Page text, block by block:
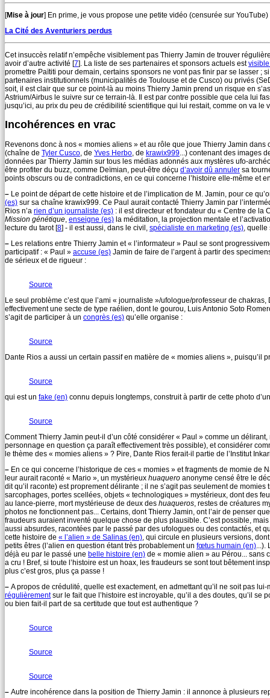
[Mise à jour] En prime, je vous propose une petite vidéo (censurée sur
La Cité des Aventuriers perdus
Cet insuccès relatif n’empêche visiblement pas Thierry Jamin de trouver
avoir d’autre activité [7] . La liste de ses partenaires et sponsors actuels est
promettre Païtiti pour demain, certains sponsors ne vont pas finir par se lasser ;
partenaires institutionnels (municipalités de Toulouse et de Cusco) ou privés
soit, il est clair que sur ce point-là au moins Thierry Jamin prend un risque en
Astrium/Airbus le suivre sur ce terrain-là. Il est par contre possible que cela lui
jusqu’ici, au prix du peu de crédibilité scientifique qui lui restait, comme on va le
Incohérences en vrac
Revenons donc à nos « momies aliens » et au rôle que joue Thierry Jamin
(chaîne de Tyler Cusco, de Yves Herbo, de krawix999...) contenant des images
données par Thierry Jamin sur tous les médias adonnés aux mystères ufo-
être profiter du buzz, comme Deïmian, peut-être déçu d’avoir dû annuler sa
points obscurs ou de contradictions, en ce qui concerne l’histoire elle-même et
– Le point de départ de cette histoire et de l’implication de M. Jamin, pour ce
(es) sur sa chaîne krawix999. Ce Paul aurait contacté Thierry Jamin par
Rios n’a rien d’un journaliste (es) : il est directeur et fondateur du « Centre de
Mission génétique, enseigne (es) la méditation, la projection mentale et
lecture du tarot[8] - il est aussi, dans le civil, spécialiste en marketing (es), quelle
– Les relations entre Thierry Jamin et « l’informateur » Paul se sont
participatif : « Paul » accuse (es) Jamin de faire de l’argent à partir des
de sérieux et de rigueur :
Source
Le seul problème c’est que l’ami « journaliste »/ufologue/professeur de
effectivement une secte de type raélien, dont le gourou, Luis Antonio Soto
s’agit de participer à un congrès (es) qu’elle organise :
Source
Dante Rios a aussi un certain passif en matière de « momies aliens », puisqu’il
Source
qui est un fake (en) connu depuis longtemps, construit à partir de cette photo
Source
Comment Thierry Jamin peut-il d’un côté considérer « Paul » comme un
personnage en question ça paraît effectivement très possible), et considérer
le thème des « momies aliens » ? Pire, Dante Rios ferait-il partie de l’Institut
– En ce qui concerne l’historique de ces « momies » et fragments de momie de
leur aurait raconté « Mario », un mystérieux huaquero anonyme censé être le
dit qu’il raconte) est proprement délirante ; il ne s’agit pas seulement de
sarcophages, portes scellées, objets « technologiques » mystérieux, dont des
au lance-pierre, mort mystérieuse de deux des huaqueros, restes de créatures
photos ne fonctionnent pas... Certains, dont Thierry Jamin, ont l’air de penser
fraudeurs auraient inventé quelque chose de plus plausible. C’est possible,
aussi absurdes, racontées par le passé par des ufologues ou des contactés, et
cette histoire de « l’alien » de Salinas (en), qui circule en plusieurs versions,
petits êtres (l’alien en question étant très probablement un fœtus humain (en)...).
déjà eu par le passé une belle histoire (en) de « momie alien » au Pérou... sans
a cru ! Bref, si toute l’histoire est un hoax, les fraudeurs se sont tout bêtement
plus c’est gros, plus ça passe !
– A propos de crédulité, quelle est exactement, en admettant qu’il ne soit pas
régulièrementsur le fait que l’histoire est incroyable, qu’il a des doutes, qu’il se
ou bien fait-il part de sa certitude que tout est authentique ?
Source
Source
Source
– Autre incohérence dans la position de Thierry Jamin : il annonce à plusieurs